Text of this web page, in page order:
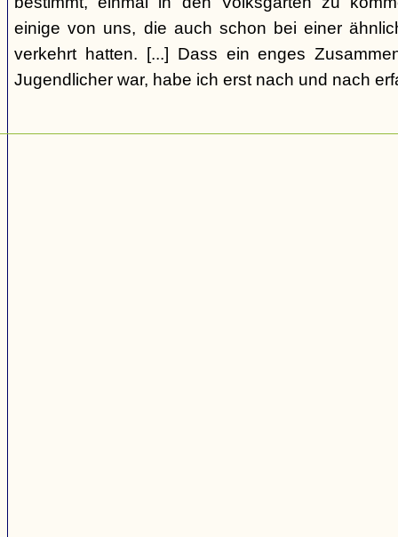
einige von uns, die auch schon bei einer
verkehrt hatten. [...] Dass ein enges
Jugendlicher war, habe ich erst nach und nach